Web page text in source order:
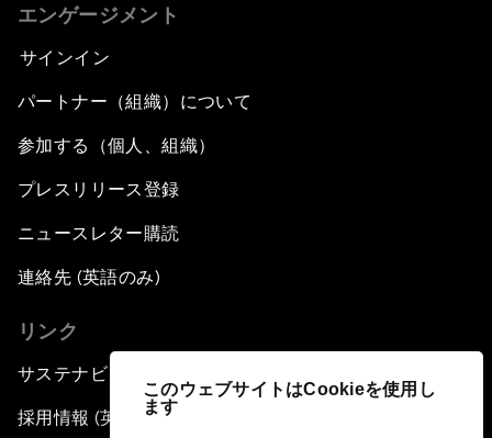
このウェブサイトはCookieを使用し
ます
エンゲージメント
サインイン
パートナー（組織）について
参加する（個人、組織）
プレスリリース登録
ニュースレター購読
連絡先 (英語のみ)
リンク
サステナビリティへの取り組み
採用情報 (英語のみ)